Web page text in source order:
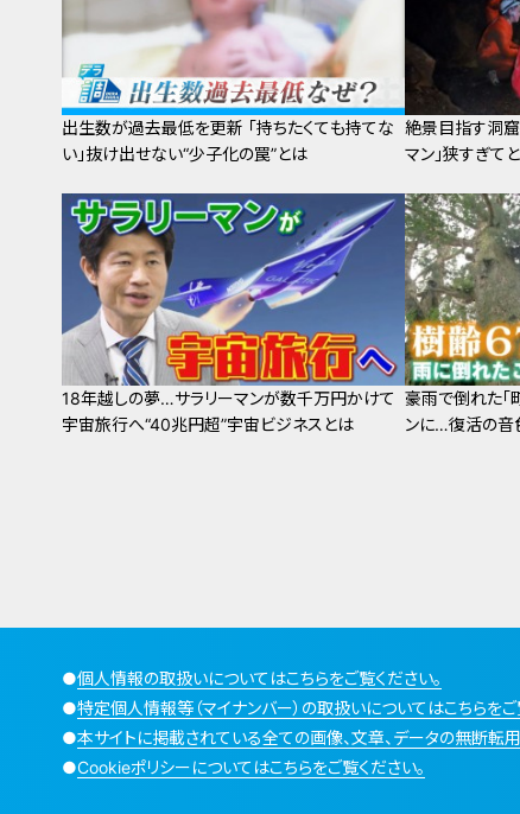
出生数が過去最低を更新 「持ちたくても持てな
い」抜け出せない“少子化の罠”とは
絶景目指す洞
マン」狭すぎて
18年越しの夢…サラリーマンが数千万円かけて
宇宙旅行へ“40兆円超”宇宙ビジネスとは
豪雨で倒れた「
ンに…復活の音
●個人情報の取扱いについてはこちらをご覧ください。
●特定個人情報等（マイナンバー）の取扱いについてはこちらをご
●本サイトに掲載されている全ての画像、文章、データの無断転用
●Cookieポリシーについてはこちらをご覧ください。